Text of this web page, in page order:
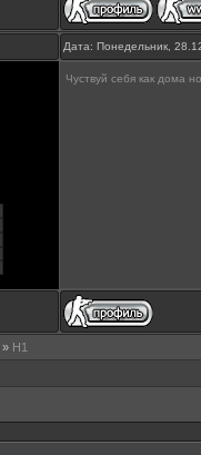
Дата: Понедельник,
Чуствуй себя как дома
» H1